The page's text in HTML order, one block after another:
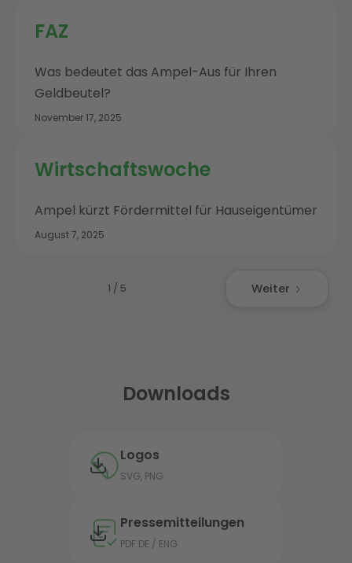
FAZ
Was bedeutet das Ampel-Aus für Ihren
Geldbeutel?
November 17, 2025
Wirtschaftswoche
Ampel kürzt Fördermittel für Hauseigentümer
August 7, 2025
1 / 5 Weiter
Downloads
Logos
SVG, PNG
Pressemitteilungen
PDF DE / ENG